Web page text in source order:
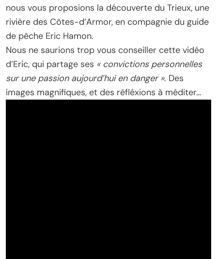
nous vous proposions la découverte du Trieux, une
rivière des Côtes-d’Armor, en compagnie du guide
de pêche Eric Hamon.
Nous ne saurions trop vous conseiller cette vidéo
d’Eric, qui partage ses « convictions personnelles
sur une passion aujourd’hui en danger ». Des
images magnifiques, et des réfléxions à méditer…